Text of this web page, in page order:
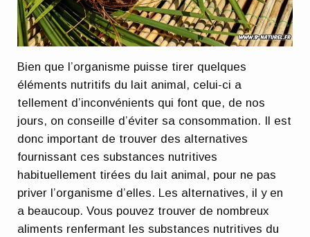
Bien que l’organisme puisse tirer quelques
éléments nutritifs du lait animal, celui-ci a
tellement d’inconvénients qui font que, de nos
jours, on conseille d’éviter sa consommation. Il est
donc important de trouver des alternatives
fournissant ces substances nutritives
habituellement tirées du lait animal, pour ne pas
priver l’organisme d’elles. Les alternatives, il y en
a beaucoup. Vous pouvez trouver de nombreux
aliments renfermant les substances nutritives du